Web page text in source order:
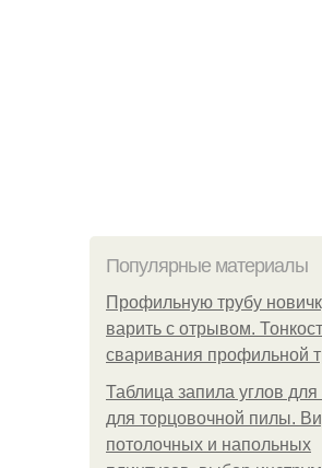
Популярные материалы
Профильную трубу
варить с отрывом.
сваривания профильной
Таблица запила углов для
для торцовочной пилы.
потолочных и напольных